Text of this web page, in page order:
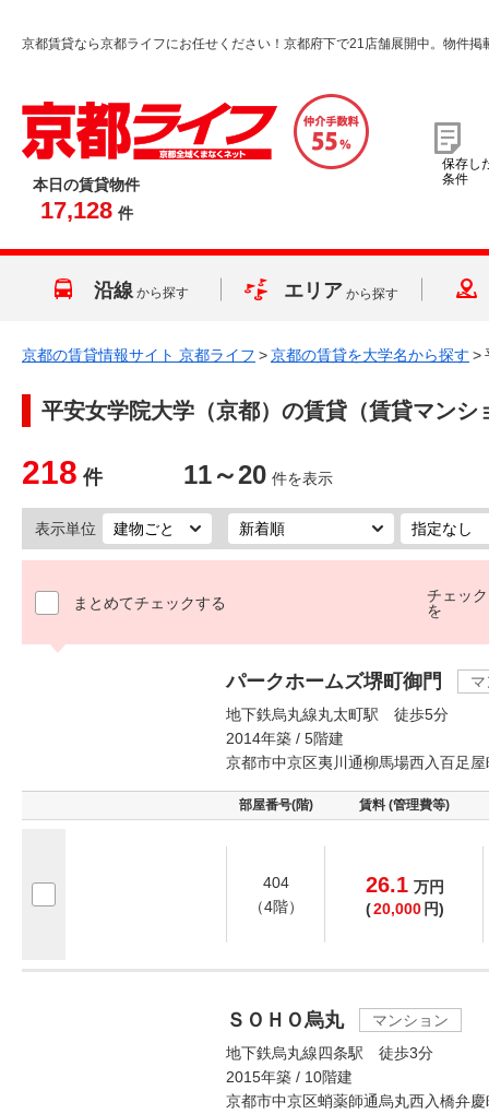
京都賃貸なら京都ライフにお任せください！京都府下で21店舗展開中。物件掲
本日の賃貸物件
17,128 件
保存し
条件
沿線 から探す エリア から探す
京都の賃貸情報サイト 京都ライフ >京都の賃貸を大学名から探す >
平安女学院大学（京都） の賃貸（賃貸マンシ
218 件 11～20 件を表示
表示単位
まとめてチェックする
チェッ
を
パークホームズ堺町御門
地下鉄烏丸線丸太町駅 徒歩5分
2014年築 / 5階建
京都市中京区夷川通柳馬場西入百足屋
部屋番号(階) 賃料 (管理費等)
404
（4階）
26.1 万円
(20,000 円)
ＳＯＨＯ烏丸
マンション
地下鉄烏丸線四条駅 徒歩3分
2015年築 / 10階建
京都市中京区蛸薬師通烏丸西入橋弁慶